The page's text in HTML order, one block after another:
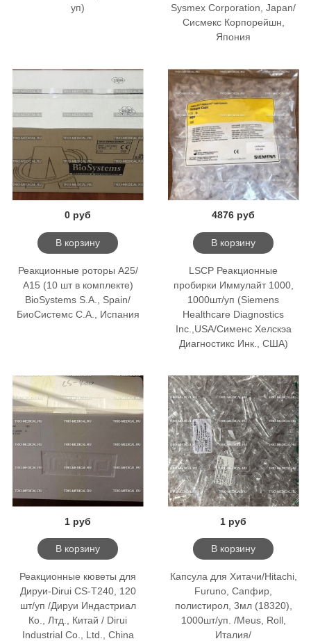
уп)
Sysmex Corporation, Japan/
Сисмекс Корпорейшн,
Япония
0 руб
В корзину
Реакционные роторы А25/
А15 (10 шт в комплекте)
BioSystems S.A., Spain/
БиоСистемс С.А., Испания
4876 руб
В корзину
LSCP Реакционные
пробирки Иммулайт 1000,
1000шт/уп (Siemens
Healthcare Diagnostics
Inc.,USA/Сименс Хелскэа
Диагностикс Инк., США)
1 руб
В корзину
Реакционные кюветы для
Дируи-Dirui CS-T240, 120
шт/уп /Дируи Индастриал
Ко., Лтд., Китай / Dirui
Industrial Co., Ltd., China
1 руб
В корзину
Капсула для Хитачи/Hitachi,
Furuno, Сапфир,
полистирол, 3мл (18320),
1000шт/уп. /Meus, Roll,
Италия/